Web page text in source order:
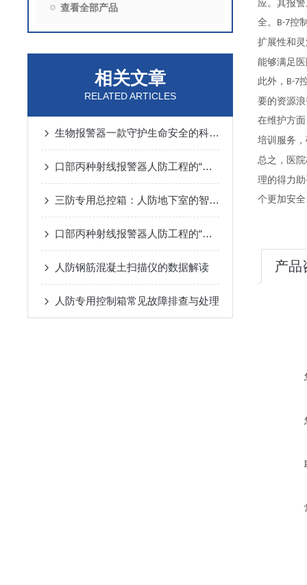
查看全部产品
相关文章
RELATED ARTICLES
生物报警器一款守护生命安全的科技哨兵
口部丙种射线报警器人防工程的“核生化”哨兵
三防专用总控箱：人防地下室的智能指挥中枢
口部丙种射线报警器人防工程的“辐射哨兵”
人防钢筋混凝土扫描仪的数据解读
人防专用控制箱常见故障排查与处理
应。其报
全。 B-7控
扩展性和
能够满足
此外， B-7
要的资源
在维护方
培训服务
总之，医
理的得力
个更加安
产品